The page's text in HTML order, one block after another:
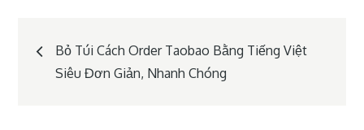
Post
navigation
Bỏ Túi Cách Order Taobao Bằng Tiếng Việt
Siêu Đơn Giản, Nhanh Chóng